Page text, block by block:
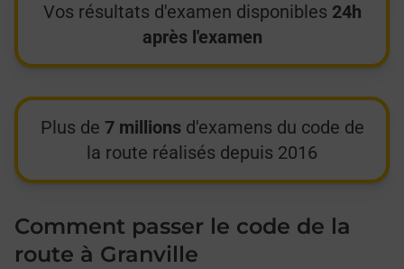
Vos résultats d'examen disponibles 24h
après l'examen
Plus de 7 millionsd'examens du code de
la route réalisés depuis 2016
Comment passer le code de la
route à Granville